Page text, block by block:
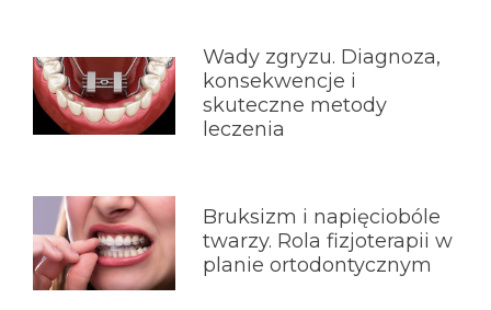
Wady zgryzu. Diagnoza,
konsekwencje i
skuteczne metody
leczenia
Bruksizm i napięciobóle
twarzy. Rola fizjoterapii w
planie ortodontycznym